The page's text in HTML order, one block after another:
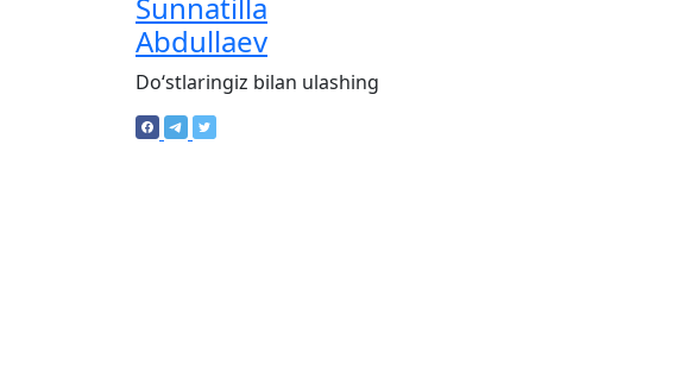
Abdullaev
Doʻstlaringiz bilan ulashing